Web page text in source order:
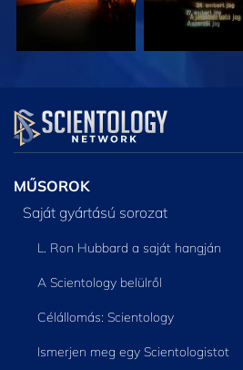
MŰSORNÉZÉS MŰSORNÉZÉS
MŰSOROK
Saját gyártású sorozat
L. Ron Hubbard a saját hangján
A Scientology belülről
Célállomás: Scientology
Ismerjen meg egy Scientologistot